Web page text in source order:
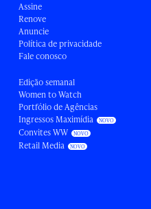
Assine
Renove
Anuncie
Política de privacidade
Fale conosco
Edição semanal
Women to Watch
Portfólio de Agências
Ingressos Maximídia
Convites WW
Retail Media